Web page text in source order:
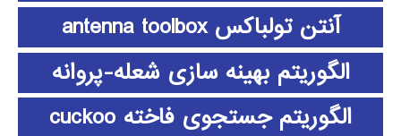
آنتن تولباکس antenna toolbox
الگوریتم بهینه سازی شعله-پروانه
الگوریتم جستجوی فاخته cuckoo